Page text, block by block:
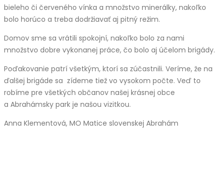
bieleho či červeného vínka a množstvo minerálky, nakoľko
bolo horúco a treba dodržiavať aj pitný režim.
Domov sme sa vrátili spokojní, nakoľko bolo za nami
množstvo dobre vykonanej práce, čo bolo aj účelom brigády.
Poďakovanie patrí všetkým, ktorí sa zúčastnili. Veríme, že na
ďalšej brigáde sa zídeme tiež vo vysokom počte. Veď to
robíme pre všetkých občanov našej krásnej obce
a Abrahámsky park je našou vizitkou.
Anna Klementová, MO Matice slovenskej Abrahám